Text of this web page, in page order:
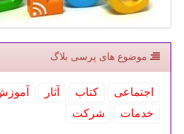
موضوع های پرسی بلاگ
اجتماعی كتاب آثار
خدمات
شركت